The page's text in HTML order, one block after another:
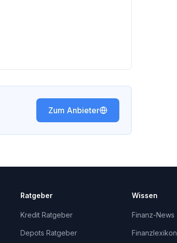
Zum Anbieter
Ratgeber
Kredit Ratgeber
Depots Ratgeber
Wissen
Finanz-News
Finanzlexikon